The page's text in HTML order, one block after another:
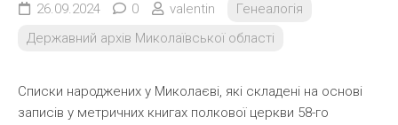
26.09.2024 0 valentin
Генеалогія
Державний архів Миколаївської області
Списки народжених у Миколаєві, які складені на основі
записів у метричних книгах полкової церкви 58-го